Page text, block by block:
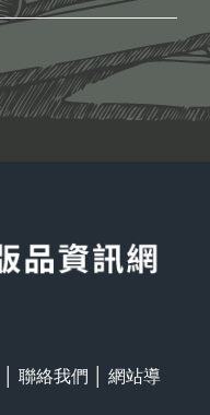
聯絡我們
網站導